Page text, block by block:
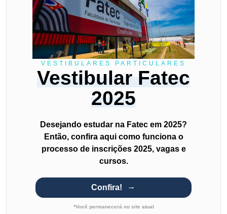
VESTIBULARES PARTICULARES
Vestibular Fatec
2025
Desejando estudar na Fatec em 2025?
Então, confira aqui como funciona o
processo de inscrições 2025, vagas e
cursos.
Confira!
*Você permanecerá no site atual